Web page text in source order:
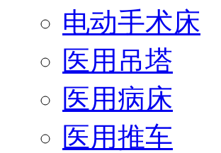
电动手术床
医用吊塔
医用病床
医用推车